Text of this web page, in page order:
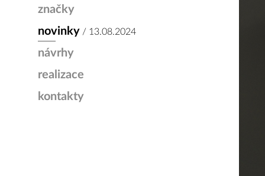
značky
novinky / 13.08.2024
návrhy
realizace
kontakty